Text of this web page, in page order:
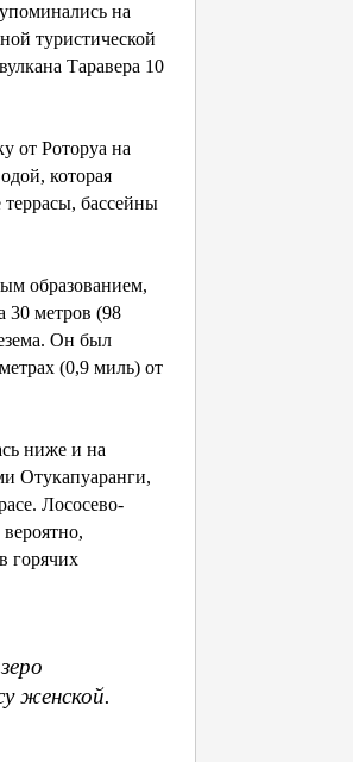
на
туристической
Таравера 10
от Роторуа на
которая
террасы, бассейны
образованием,
30 метров (98
Он был
(0,9 миль) от
ниже и на
Отукапуаранги,
Лососево-
горячих
женской.